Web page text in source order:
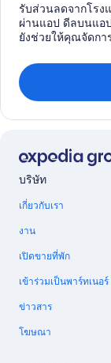
รับส่วนลดจากโรง
ผ่านแอป ดีลบนแอ
ยังช่วยให้คุณจัดกา
บริษัท
เกี่ยวกับเรา
งาน
เปิดขายที่พัก
เข้าร่วมเป็นพาร์ทเนอร์
ข่าวสาร
โฆษณา